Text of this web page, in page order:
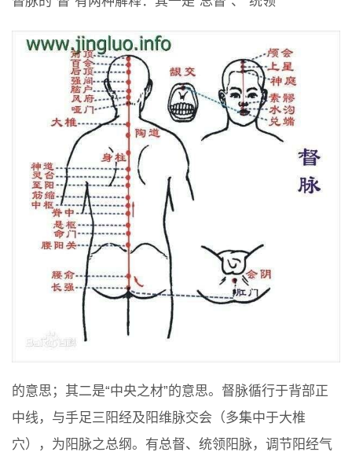
的意思；其二是“中央之材”的意思。督脉循行于背部正
中线，与手足三阳经及阳维脉交会（多集中于大椎
穴），为阳脉之总纲。有总督、统领阳脉，调节阳经气